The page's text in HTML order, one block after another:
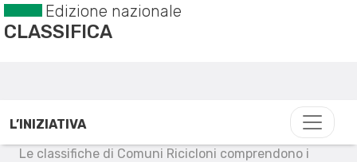
Edizione nazionale
CLASSIFICA
L’INIZIATIVA
Le classifiche di Comuni Ricicloni comprendono i